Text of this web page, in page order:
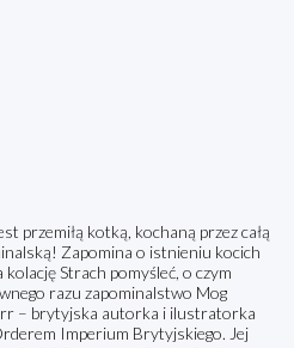
przemiłą kotką, kochaną przez całą
Zapomina o istnieniu kocich
kolację Strach pomyśleć, o czym
razu zapominalstwo Mog
– brytyjska autorka i ilustratorka
Imperium Brytyjskiego. Jej